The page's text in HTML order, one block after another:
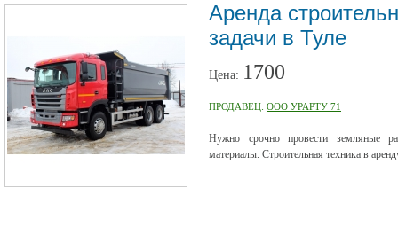
Аренда
задачи в Туле
Цена: 1700
ПРОДАВЕЦ: ООО УРАРТУ 71
Нужно срочно провести земляные
материалы. Строительная техника в